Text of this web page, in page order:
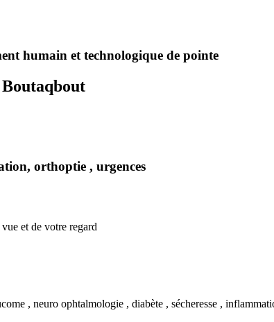
humain et technologique de pointe
orthoptie , urgences
et de votre regard
, neuro ophtalmologie , diabète , sécheresse ,